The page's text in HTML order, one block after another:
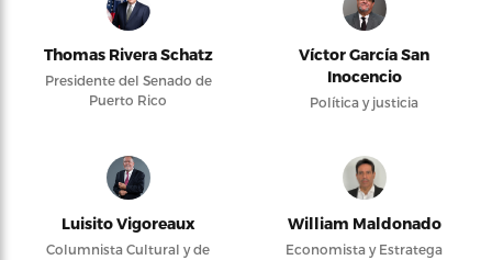
Thomas Rivera Schatz
Presidente del Senado de
Puerto Rico
Víctor García San
Inocencio
Política y justicia
Luisito Vigoreaux
Columnista Cultural y de
William Maldonado
Economista y Estratega